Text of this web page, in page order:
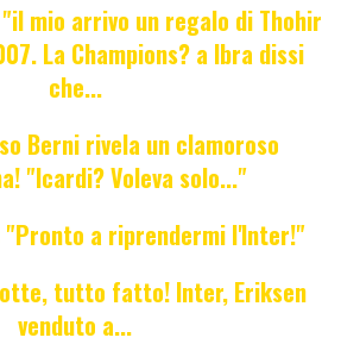
mio arrivo un regalo di Thohir
La Champions? a Ibra dissi
che...
Berni rivela un clamoroso
"Icardi? Voleva solo..."
"Pronto a riprendermi l'Inter!"
tutto fatto! Inter, Eriksen
venduto a...